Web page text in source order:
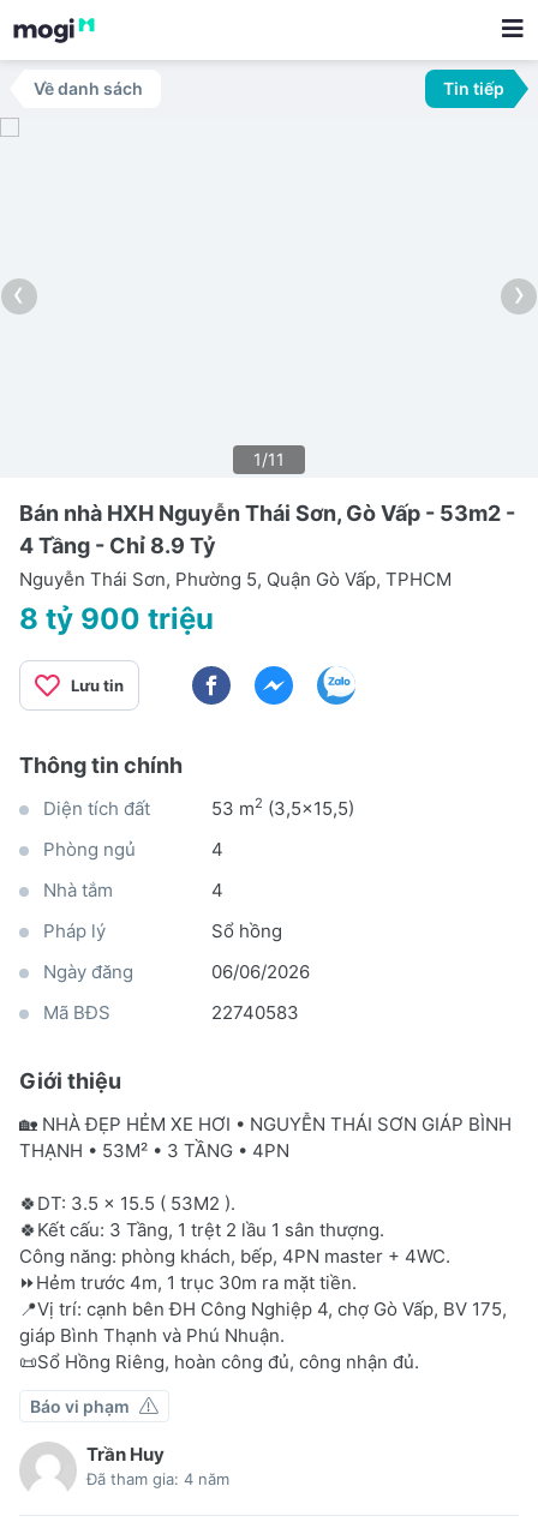
Về danh sách Tin tiếp
‹ ›
1/11
Bán nhà HXH Nguyễn Thái Sơn, Gò Vấp - 53m2 -
4 Tầng - Chỉ 8.9 Tỷ
Nguyễn Thái Sơn, Phường 5, Quận Gò Vấp, TPHCM
8 tỷ 900 triệu
Lưu tin
Thông tin chính
Diện tích đất 53 m2 (3,5x15,5)
Phòng ngủ
4
Nhà tắm
4
Pháp lý
Sổ hồng
Ngày đăng
06/06/2026
Mã BĐS
22740583
Giới thiệu
🏡 NHÀ ĐẸP HẺM XE HƠI • NGUYỄN THÁI SƠN GIÁP BÌNH
THẠNH • 53M² • 3 TẦNG • 4PN
🍀DT: 3.5 x 15.5 ( 53M2 ).
🍀Kết cấu: 3 Tầng, 1 trệt 2 lầu 1 sân thượng.
Công năng: phòng khách, bếp, 4PN master + 4WC.
⏩Hẻm trước 4m, 1 trục 30m ra mặt tiền.
📍Vị trí: cạnh bên ĐH Công Nghiệp 4, chợ Gò Vấp, BV 175,
giáp Bình Thạnh và Phú Nhuận.
📜Sổ Hồng Riêng, hoàn công đủ, công nhận đủ.
Báo vi phạm
Trần Huy
Đã tham gia: 4 năm